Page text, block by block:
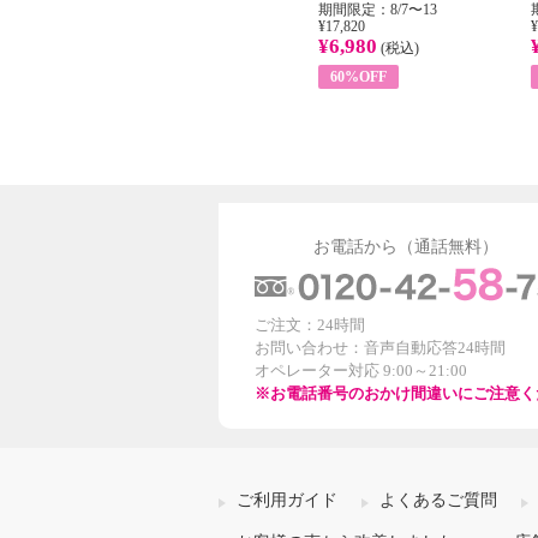
期間限定：8/7〜13
¥17,820
¥6,980 (税込)
60%OFF
お電話から（通話無料）
ご注文：24時間
お問い合わせ：音声自動応答24時間
オペレーター対応 9:00～21:00
※お電話番号のおかけ間違いにご注意
ご利用ガイド よくあるご質問